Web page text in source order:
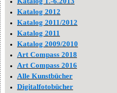
Katalog 2012
Katalog 2011/2012
Katalog 2011
Katalog 2009/2010
Art Compass 2018
Art Compass 2016
Alle Kunstbücher
Digitalfotobücher